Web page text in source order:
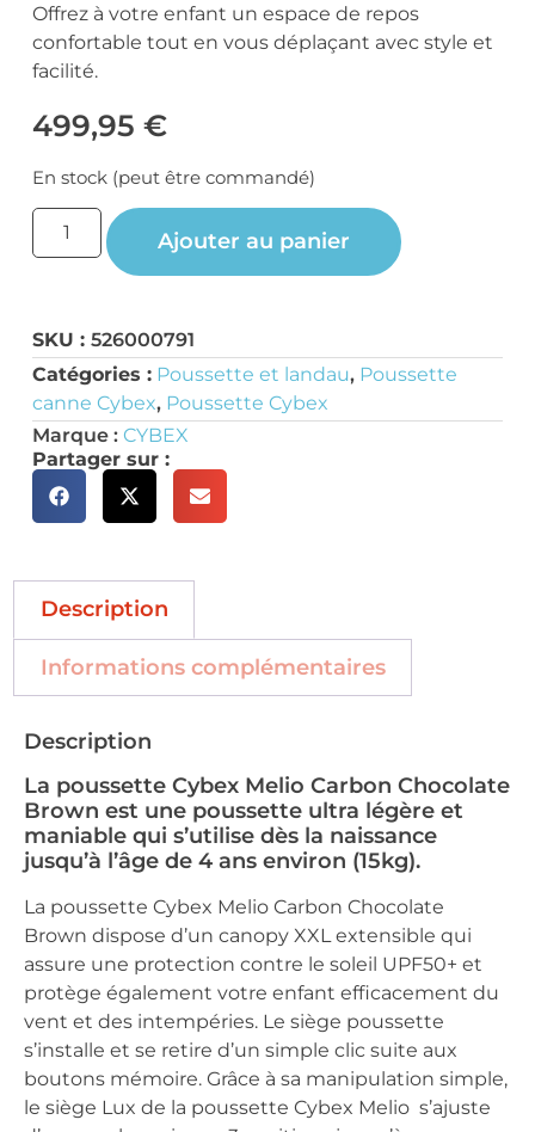
Offrez à votre enfant un espace de repos
confortable tout en vous déplaçant avec style et
facilité.
499,95 €
En stock (peut être commandé)
Ajouter au panier
SKU : 526000791
Catégories : Poussette et landau, Poussette
canne Cybex, Poussette Cybex
Marque : CYBEX
Partager sur :
Description
Informations complémentaires
Description
La poussette Cybex Melio Carbon Chocolate
Brown est une poussette ultra légère et
maniable qui s’utilise dès la naissance
jusqu’à l’âge de 4 ans environ (15kg).
La poussette Cybex Melio Carbon Chocolate
Brown dispose d’un canopy XXL extensible qui
assure une protection contre le soleil UPF50+ et
protège également votre enfant efficacement du
vent et des intempéries. Le siège poussette
s’installe et se retire d’un simple clic suite aux
boutons mémoire. Grâce à sa manipulation simple,
le siège Lux de la poussette Cybex Melio s’ajuste